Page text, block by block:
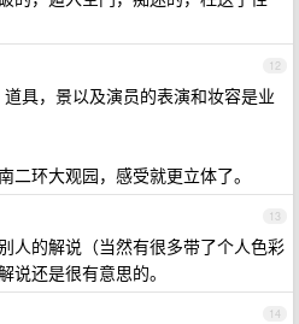
12
具，景以及演员的表演和妆容是业
二环大观园，感受就更立体了。
13
人的解说（当然有很多带了个人色彩
说还是很有意思的。
14